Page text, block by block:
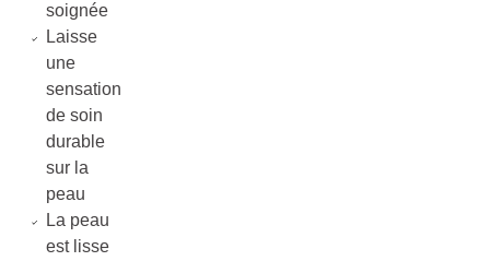
soignée
Laisse
une
sensation
de soin
durable
sur la
peau
La peau
est lisse